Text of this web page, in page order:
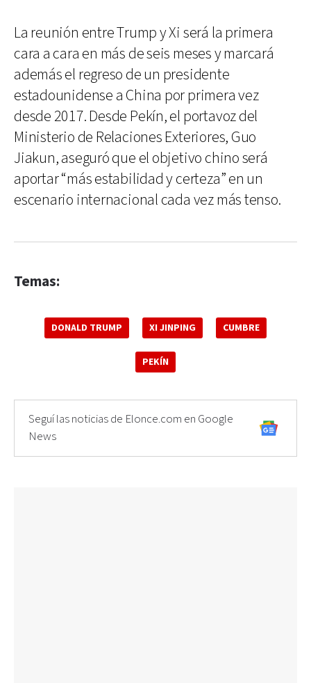
La reunión entre Trump y Xi será la primera
cara a cara en más de seis meses y marcará
además el regreso de un presidente
estadounidense a China por primera vez
desde 2017. Desde Pekín, el portavoz del
Ministerio de Relaciones Exteriores, Guo
Jiakun, aseguró que el objetivo chino será
aportar “más estabilidad y certeza” en un
escenario internacional cada vez más tenso.
Temas:
DONALD TRUMP XI JINPING CUMBRE
PEKÍN
Seguí las noticias de Elonce.com en Google
News